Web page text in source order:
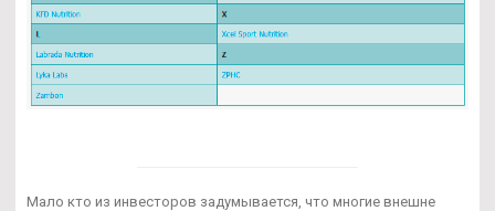
Мало кто из инвесторов задумывается, что многие внешне